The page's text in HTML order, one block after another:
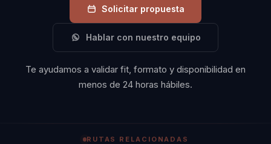
relevante y efectiva,
asegurando un
significativo.
Solicitar propuesta
Hablar con nuestro equipo
Te ayudamos a validar fit, formato y disponibilidad en
menos de 24 horas hábiles.
RUTAS RELACIONADAS